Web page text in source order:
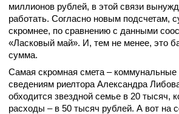
миллионов рублей, в этой связи
работать. Согласно новым подсчетам,
скромнее, по сравнению с данными
«Ласковый май». И, тем не менее, это
сумма.
Самая скромная смета –
сведениям риелтора Александра
обходится звездной семье в 20 тысяч,
расходы – в 50 тысяч рублей. А вот на